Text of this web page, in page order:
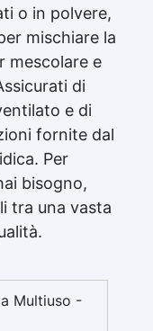
o in polvere,
mischiare la
mescolare e
di
e di
fornite dal
. Per
bisogno,
tra una vasta